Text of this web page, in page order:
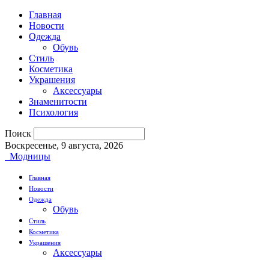
Главная
Новости
Одежда
Обувь
Стиль
Косметика
Украшения
Аксессуары
Знаменитости
Психология
Поиск
Воскресенье, 9 августа, 2026
Модницы
Главная
Новости
Одежда
Обувь
Стиль
Косметика
Украшения
Аксессуары